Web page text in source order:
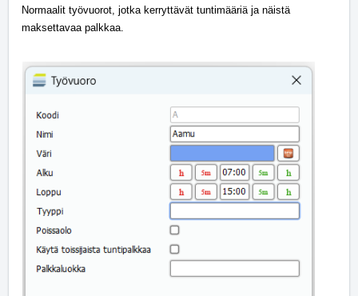
Normaalit työvuorot, jotka kerryttävät tuntimääriä ja näistä
maksettavaa palkkaa.